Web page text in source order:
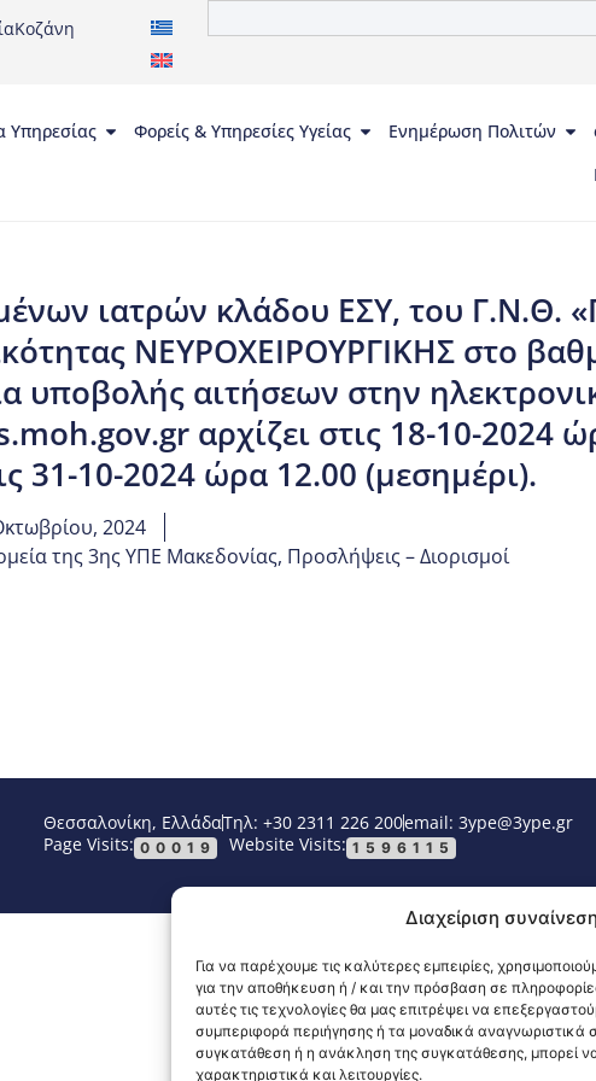
Διαχείριση
Για να παρέχουμε τις καλύτερες εμπειρίες,
για την αποθήκευση ή / και την πρόσβαση σε
αυτές τις τεχνολογίες θα μας επιτρέψει να
συμπεριφορά περιήγησης ή τα μοναδικά αναγνωριστικά
συγκατάθεση ή η ανάκληση της συγκατάθεσης, μπορεί
χαρακτηριστικά και λειτουργίες.
Κοζάνη
Υπηρεσίας Φορείς & Υπηρεσίες Υγείας Ενημέρωση Πολιτών
ιατρών κλάδου ΕΣΥ, του Γ.Ν.Θ.
ΝΕΥΡΟΧΕΙΡΟΥΡΓΙΚΗΣ στο
υποβολής αιτήσεων στην
αρχίζει στις 18-10-2024
31-10-2024 ώρα 12.00 (μεσημέρι).
2024
της 3ης ΥΠΕ Μακεδονίας, Προσλήψεις – Διορισμοί
Θεσσαλονίκη, ΕλλάδαΤηλ: +30 2311 226 200email: 3ype@3ype.gr
Page Visits: 00019 Website Visits: 1596115